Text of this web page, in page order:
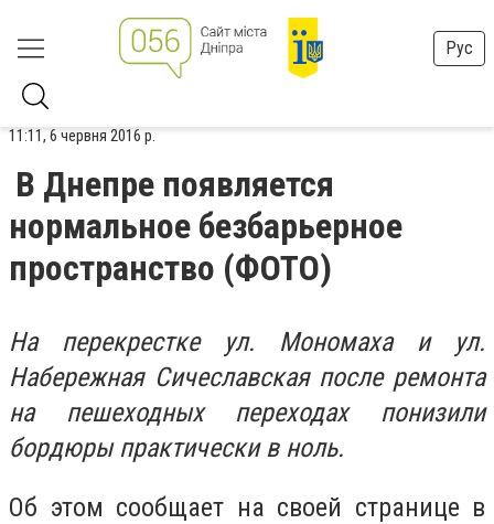
Рус
11:11, 6 червня 2016 р.
В Днепре появляется
нормальное безбарьерное
пространство (ФОТО)
На перекрестке ул. Мономаха и ул.
Набережная Сичеславская после ремонта
на пешеходных переходах понизили
бордюры практически в ноль.
Об этом сообщает на своей странице в